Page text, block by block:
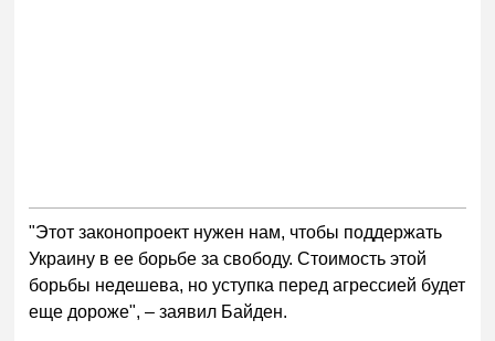
"Этот законопроект нужен нам, чтобы поддержать
Украину в ее борьбе за свободу. Стоимость этой
борьбы недешева, но уступка перед агрессией будет
еще дороже", – заявил Байден.